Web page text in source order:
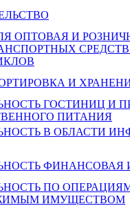
ОПТОВАЯ И
И
ГОСТИНИЦ И
ПИТАНИЯ
В ОБЛАСТИ
ФИНАНСОВАЯ
ПО
ИМУЩЕСТВОМ